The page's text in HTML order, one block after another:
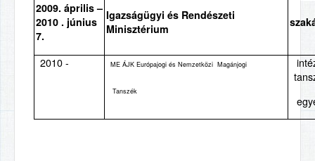
2009. április –
2010 . június
7.
Igazságügyi és Rendészeti
Minisztérium
2010 - ME ÁJK Európajogi és Nemzetközi Magánjogi
Tanszék